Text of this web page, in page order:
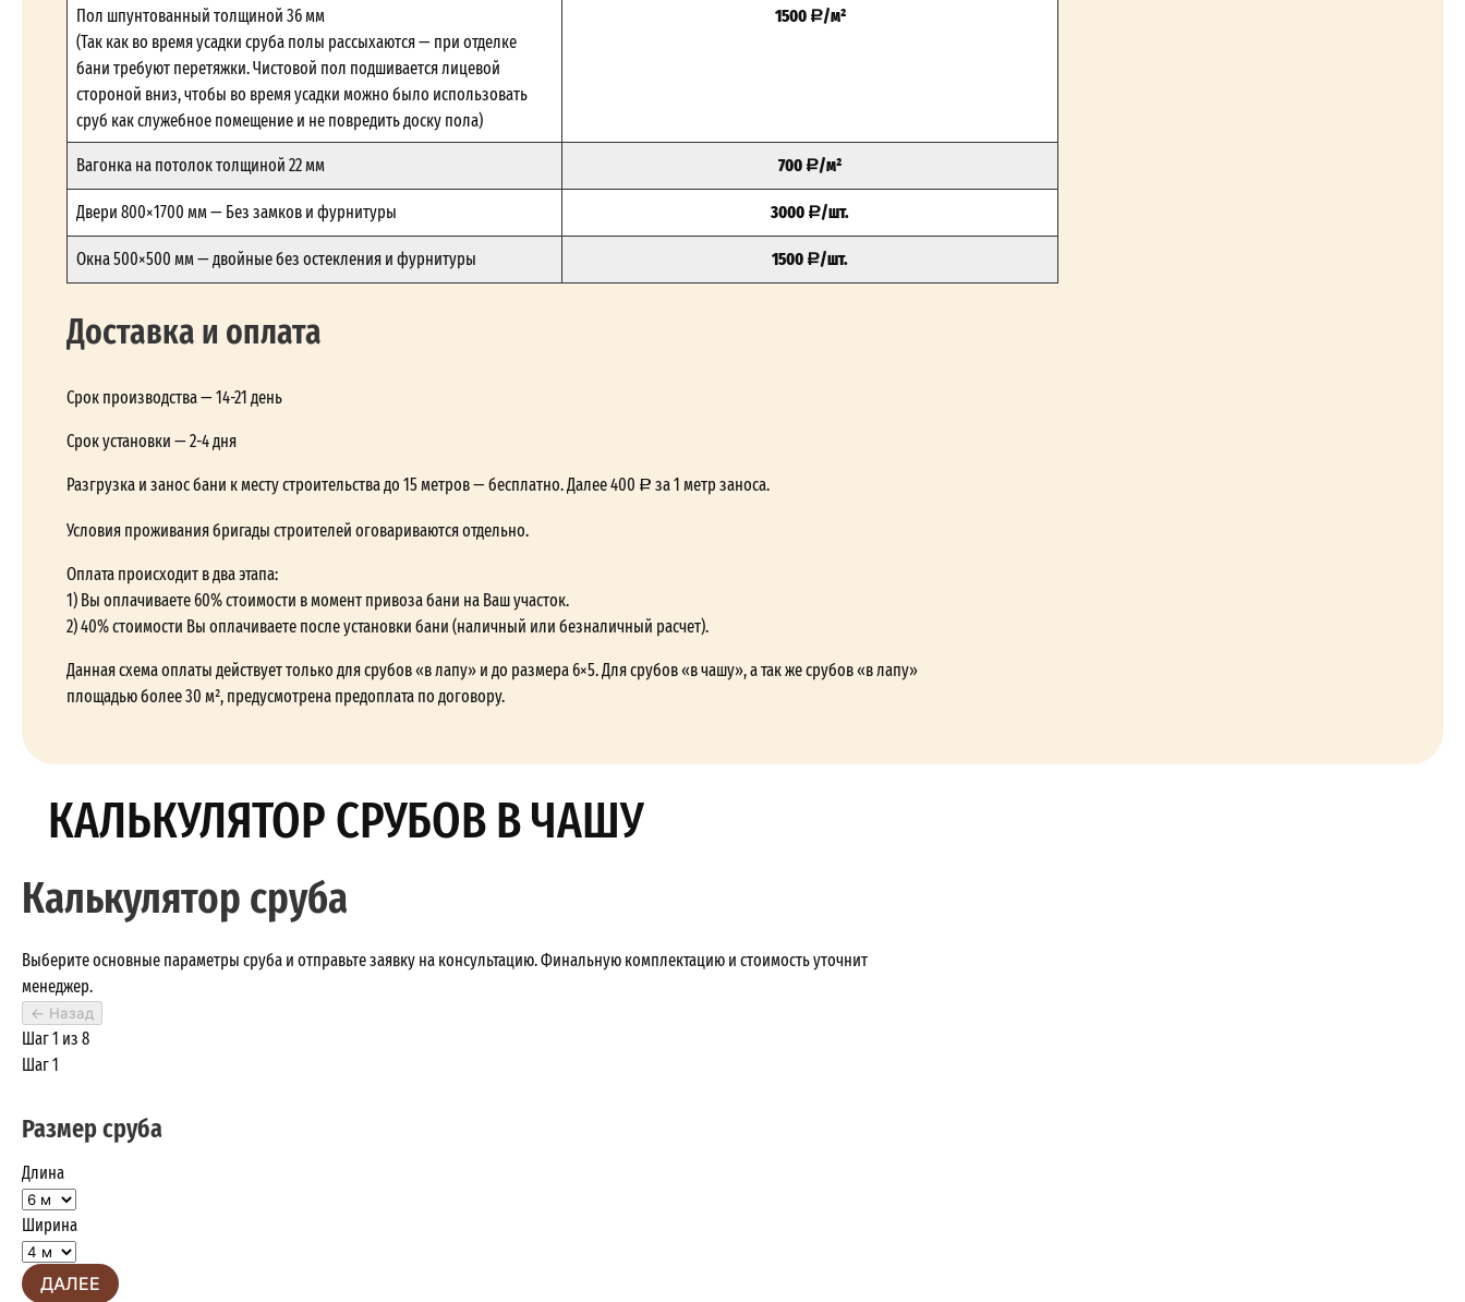
Пол шпунтованный толщиной 36 мм
(Так как во время усадки сруба полы рассыхаются — при отделке
бани требуют перетяжки. Чистовой пол подшивается лицевой
стороной вниз, чтобы во время усадки можно было использовать
сруб как служебное помещение и не повредить доску пола)
1500 /м²
Вагонка на потолок толщиной 22 мм 700 /м²
Двери 800×1700 мм — Без замков и фурнитуры 3000 /шт.
Окна 500×500 мм — двойные без остекления и фурнитуры 1500 /шт.
Доставка и оплата
Срок производства — 14-21 день
Срок установки — 2-4 дня
Разгрузка и занос бани к месту строительства до 15 метров — бесплатно. Далее 400
за 1 метр заноса.
Условия проживания бригады строителей оговариваются отдельно.
Оплата происходит в два этапа:
1) Вы оплачиваете 60% стоимости в момент привоза бани на Ваш участок.
2) 40% стоимости Вы оплачиваете после установки бани (наличный или безналичный расчет).
Данная схема оплаты действует только для срубов «в лапу» и до размера 6×5. Для срубов «в чашу», а так же срубов «в лапу»
площадью более 30 м², предусмотрена предоплата по договору.
КАЛЬКУЛЯТОР СРУБОВ В ЧАШУ
Калькулятор сруба
Выберите основные параметры сруба и отправьте заявку на консультацию. Финальную комплектацию и стоимость уточнит
менеджер.
← Назад
Шаг 1 из 8
Шаг 1
Размер сруба
Длина
Ширина
ДАЛЕЕ